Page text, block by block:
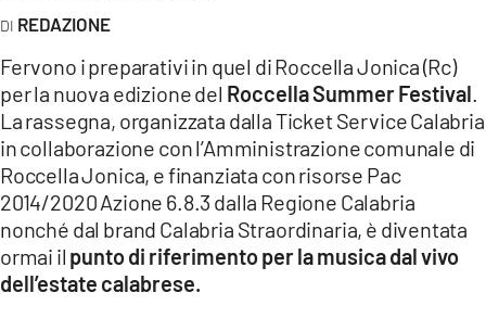
Network
LACPLAY.IT
LACTV.IT
LACONAIR.IT
REDAZIONE
Fervono i preparativi in quel di Roccella Jonica (Rc)
per la nuova edizione del Roccella Summer Festival
La rassegna, organizzata dalla Ticket Service Calabria
in collaborazione con l’Amministrazione comunale di
Roccella Jonica, e finanziata con risorse Pac
2014/2020 Azione 6.8.3 dalla Regione Calabria
nonché dal brand Calabria Straordinaria, è diventata
ormai il punto di riferimento per la musica dal vivo
dell’estate calabrese.